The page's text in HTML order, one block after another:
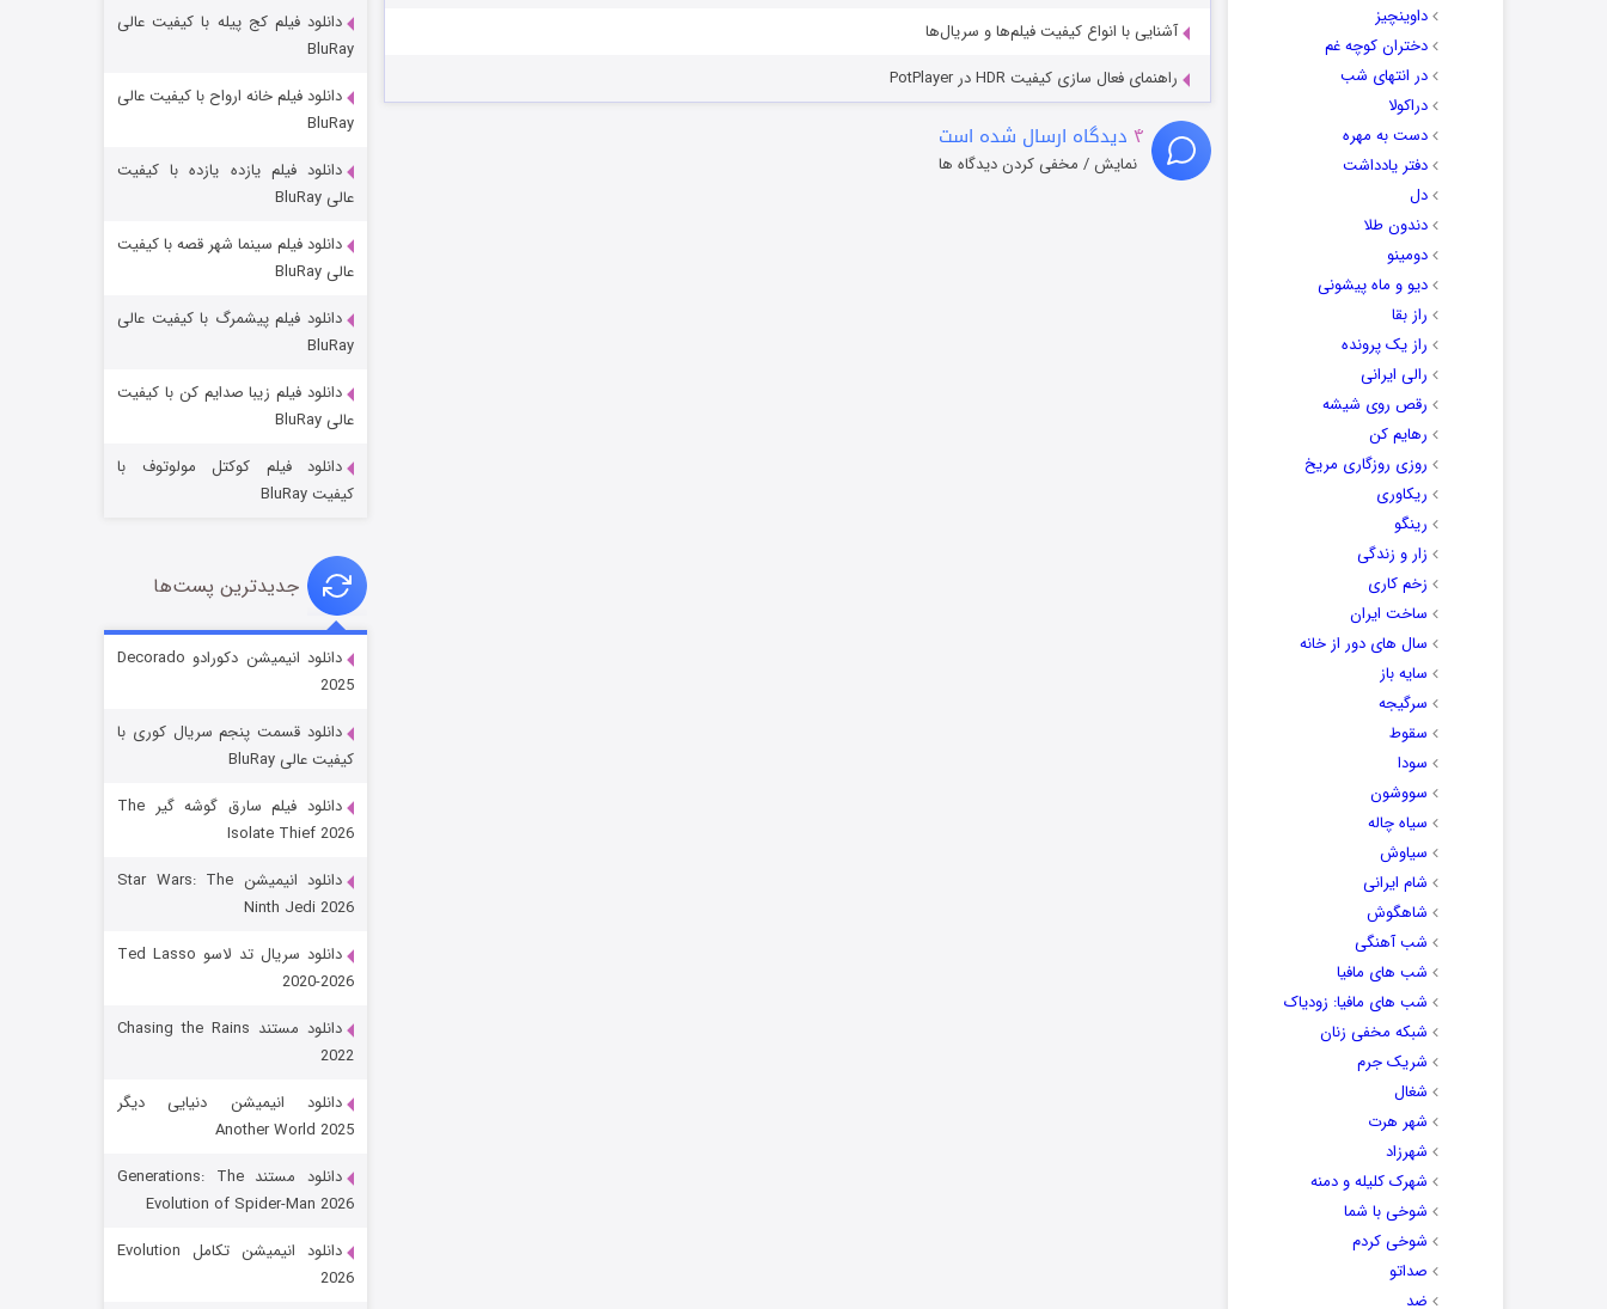
داوینچیز
دختران کوچه غم
در انتهای شب
دراکولا
دست به مهره
دفتر یادداشت
دل
دندون طلا
دومینو
دیو و ماه پیشونی
راز بقا
راز یک پرونده
رالی ایرانی
رقص روی شیشه
رهایم کن
روزی روزگاری مریخ
ریکاوری
رینگو
زار و زندگی
زخم کاری
ساخت ایران
سال های دور از خانه
سایه باز
سرگیجه
سقوط
سودا
سووشون
سیاه چاله
سیاوش
شام ایرانی
شاهگوش
شب آهنگی
شب های مافیا
شب های مافیا: زودیاک
شبکه مخفی زنان
شریک جرم
شغال
شهر هرت
شهرزاد
شهرک کلیله و دمنه
شوخی با شما
شوخی کردم
صداتو
ضد
آشنایی با انواع کیفیت فیلم‌ها و سریال‌ها
راهنمای فعال سازی کیفیت HDR در PotPlayer
۴ دیدگاه ارسال شده است
نمایش / مخفی کردن دیدگاه ها
خاندان اژدها فصل ۳
جادوگری در مغولستان
قسمت ۶ (زیرنویس)
رویایی برای تو
قسمت
دانلود فیلم کج‌ پیله با کیفیت عالی
BluRay
دانلود فیلم خانه ارواح با کیفیت عالی
BluRay
دانلود فیلم یازده یازده با کیفیت
عالی BluRay
دانلود فیلم سینما شهر قصه با کیفیت
عالی BluRay
دانلود فیلم پیشمرگ با کیفیت عالی
BluRay
دانلود فیلم زیبا صدایم کن با کیفیت
عالی BluRay
دانلود فیلم کوکتل مولوتوف با
کیفیت BluRay
جدیدترین پست‌ها
دانلود انیمیشن دکورادو Decorado
2025
دانلود قسمت پنجم سریال کوری با
کیفیت عالی BluRay
دانلود فیلم سارق گوشه گیر The
Isolate Thief 2026
دانلود انیمیشن Star Wars: The
Ninth Jedi 2026
دانلود سریال تد لاسو Ted Lasso
2020-2026
دانلود مستند Chasing the Rains
2022
دانلود انیمیشن دنیایی دیگر
Another World 2025
دانلود مستند Generations: The
Evolution of Spider-Man 2026
دانلود انیمیشن تکامل Evolution
2026